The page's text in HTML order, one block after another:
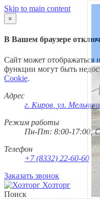
Skip to main content
×
В Вашем браузере
Сайт может отображаться
функции могут быть
Cookie.
Адрес
г. Киров ул.
Режим работы
Пн-Пт: 8:00-17:00;
Телефон
+7 (8332) 22-60-60
Заказать звонок
Хозторг
Поиск